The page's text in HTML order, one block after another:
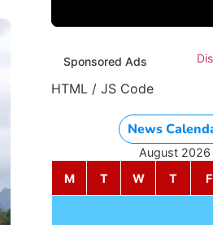
Sponsored Ads
HTML / JS Code
News
August 2026
M
T W T F